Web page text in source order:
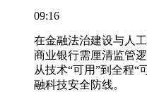
09:16
在金融法治建设与人
商业银行需厘清监管
从技术“可用”到全程“
融科技安全防线。